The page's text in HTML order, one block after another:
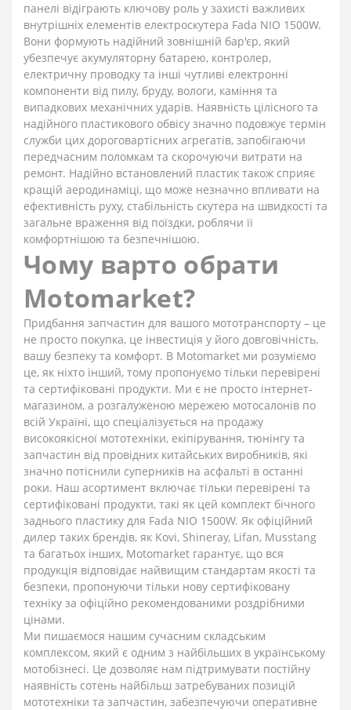
панелі відіграють ключову роль у захисті важливих
внутрішніх елементів електроскутера Fada NIO 1500W.
Вони формують надійний зовнішній бар'єр, який
убезпечує акумуляторну батарею, контролер,
електричну проводку та інші чутливі електронні
компоненти від пилу, бруду, вологи, каміння та
випадкових механічних ударів. Наявність цілісного та
надійного пластикового обвісу значно подовжує термін
служби цих дороговартісних агрегатів, запобігаючи
передчасним поломкам та скорочуючи витрати на
ремонт. Надійно встановлений пластик також сприяє
кращій аеродинаміці, що може незначно впливати на
ефективність руху, стабільність скутера на швидкості та
загальне враження від поїздки, роблячи її
комфортнішою та безпечнішою.
Чому варто обрати
Motomarket?
Придбання запчастин для вашого мототранспорту – це
не просто покупка, це інвестиція у його довговічність,
вашу безпеку та комфорт. В Motomarket ми розуміємо
це, як ніхто інший, тому пропонуємо тільки перевірені
та сертифіковані продукти. Ми є не просто інтернет-
магазином, а розгалуженою мережею мотосалонів по
всій Україні, що спеціалізується на продажу
високоякісної мототехніки, екіпірування, тюнінгу та
запчастин від провідних китайських виробників, які
значно потіснили суперників на асфальті в останні
роки. Наш асортимент включає тільки перевірені та
сертифіковані продукти, такі як цей комплект бічного
заднього пластику для Fada NIO 1500W. Як офіційний
дилер таких брендів, як Kovi, Shineray, Lifan, Musstang
та багатьох інших, Motomarket гарантує, що вся
продукція відповідає найвищим стандартам якості та
безпеки, пропонуючи тільки нову сертифіковану
техніку за офіційно рекомендованими роздрібними
цінами.
Ми пишаємося нашим сучасним складським
комплексом, який є одним з найбільших в українському
мотобізнесі. Це дозволяє нам підтримувати постійну
наявність сотень найбільш затребуваних позицій
мототехніки та запчастин, забезпечуючи оперативне